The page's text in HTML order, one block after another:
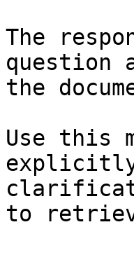
The
question
the
Use this
explicitly